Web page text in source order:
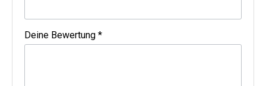
Deine Bewertung *